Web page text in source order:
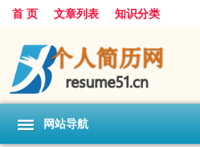
首 页 文章列表 知识分类
网站导航